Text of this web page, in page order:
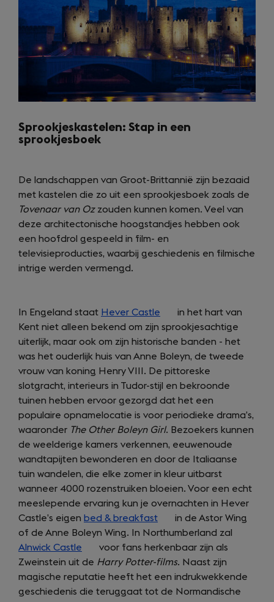
Sprookjeskastelen: Stap in een
sprookjesboek
De landschappen van Groot-Brittannië zijn bezaaid
met kastelen die zo uit een sprookjesboek zoals de
Tovenaar van Ozzouden kunnen komen. Veel van
deze architectonische hoogstandjes hebben ook
een hoofdrol gespeeld in film- en
televisieproducties, waarbij geschiedenis en filmische
intrige werden vermengd.
In Engeland staat Hever Castle (opens
in
a
new
tab)
in het hart van
Kent niet alleen bekend om zijn sprookjesachtige
uiterlijk, maar ook om zijn historische banden - het
was het ouderlijk huis van Anne Boleyn, de tweede
vrouw van koning Henry VIII. De pittoreske
slotgracht, interieurs in Tudor-stijl en bekroonde
tuinen hebben ervoor gezorgd dat het een
populaire opnamelocatie is voor periodieke drama’s,
waaronder The Other Boleyn Girl. Bezoekers kunnen
de weelderige kamers verkennen, eeuwenoude
wandtapijten bewonderen en door de Italiaanse
tuin wandelen, die elke zomer in kleur uitbarst
wanneer 4000 rozenstruiken bloeien. Voor een echt
meeslepende ervaring kun je overnachten in Hever
Castle’s eigen bed & breakfast (opens
in
a
new
tab)
in de Astor Wing
of de Anne Boleyn Wing. In Northumberland zal
Alnwick Castle (opens
in
a
new
voor fans herkenbaar zijn als
Zweinstein uit de Harry Potter-films. Naast zijn
magische reputatie heeft het een indrukwekkende
geschiedenis die teruggaat tot de Normandische